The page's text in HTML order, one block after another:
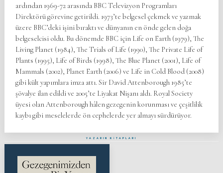
ardından 1969-72 arasında BBC Televizyon Programları
Direktörü görevine getirildi. 1973’te belgesel çekmek ve yazmak
üzere BBC’deki işini bıraktı ve dünyanın en önde gelen doğa
belgeselcisi oldu. Bu dönemde BBC için Life on Earth (1979), The
Living Planet (1984), The Trials of Life (1990), The Private Life of
Plants (1995), Life of Birds (1998), The Blue Planet (2001), Life of
Mammals (2002), Planet Earth (2006) ve Life in Cold Blood (2008)
gibi kült yapımlara imza attı. Sir David Attenborough 1985’te
şövalye ilan edildi ve 2005’te Liyakat Nişanı aldı. Royal Society
üyesi olan Attenborough hâlen gezegenin korunması ve çeşitlilik
kaybı gibi meselelerde ön cephelerde yer almayı sürdürüyor.
YAZARIN KİTAPLARI